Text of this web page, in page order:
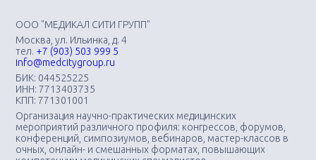
ООО "МЕДИКАЛ СИТИ ГРУПП"
Москва, ул. Ильинка, д. 4
тел. +7 (903) 503 999 5
info@medcitygroup.ru
БИК: 044525225
ИНН: 7713403735
КПП: 771301001
Организация научно-практических медицинских
мероприятий различного профиля: конгрессов, форумов,
конференций, симпозиумов, вебинаров, мастер-классов в
очных, онлайн- и смешанных форматах, повышающих